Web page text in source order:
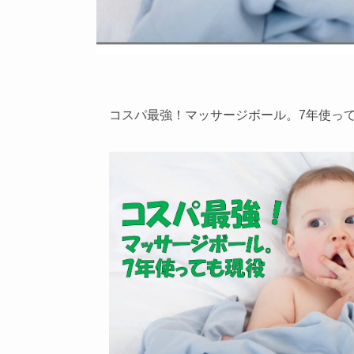
コスパ最強！マッサージボール。7年使っ